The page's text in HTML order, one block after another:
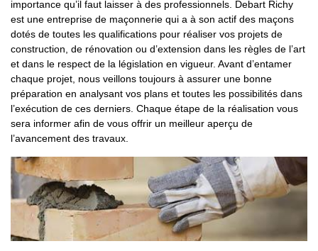
importance qu’il faut laisser à des professionnels. Debart Richy
est une entreprise de maçonnerie qui a à son actif des maçons
dotés de toutes les qualifications pour réaliser vos projets de
construction, de rénovation ou d’extension dans les règles de l’art
et dans le respect de la législation en vigueur. Avant d’entamer
chaque projet, nous veillons toujours à assurer une bonne
préparation en analysant vos plans et toutes les possibilités dans
l’exécution de ces derniers. Chaque étape de la réalisation vous
sera informer afin de vous offrir un meilleur aperçu de
l’avancement des travaux.